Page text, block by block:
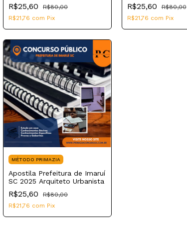
R$25,60
R$80,00
R$21,76 com Pix
R$25,60
R$80,00
R$21,76 com Pix
MÉTODO PRIMAZIA
Apostila Prefeitura de Imaruí
SC 2025 Arquiteto Urbanista
R$25,60
R$80,00
R$21,76 com Pix